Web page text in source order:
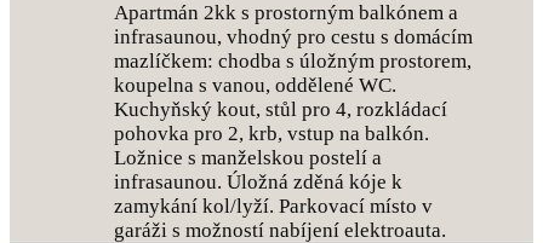
Apartmán 2kk s prostorným balkónem a
infrasaunou, vhodný pro cestu s domácím
mazlíčkem: chodba s úložným prostorem,
koupelna s vanou, oddělené WC.
Kuchyňský kout, stůl pro 4, rozkládací
pohovka pro 2, krb, vstup na balkón.
Ložnice s manželskou postelí a
infrasaunou. Úložná zděná kóje k
zamykání kol/lyží. Parkovací místo v
garáži s možností nabíjení elektroauta.